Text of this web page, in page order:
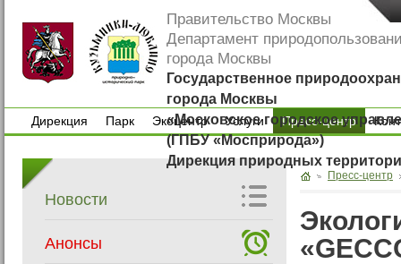
Правительство Москвы
Департамент
города Москвы
Государственное
города Москвы
«Московское городское
(ГПБУ «Мосприрода»)
Дирекция природных
Дирекция
Парк
Экоцентр
Экоцентр
Услуги
Услуги
Пресс-центр
Новости
Анонсы
Пресс-центр